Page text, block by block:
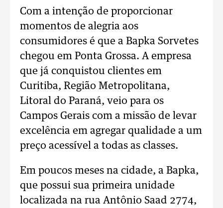
Com a intenção de proporcionar
momentos de alegria aos
consumidores é que a Bapka Sorvetes
chegou em Ponta Grossa. A empresa
que já conquistou clientes em
Curitiba, Região Metropolitana,
Litoral do Paraná, veio para os
Campos Gerais com a missão de levar
excelência em agregar qualidade a um
preço acessível a todas as classes.
Em poucos meses na cidade, a Bapka,
que possui sua primeira unidade
localizada na rua Antônio Saad 2774,